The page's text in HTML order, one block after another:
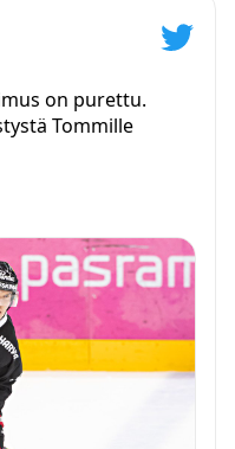
on purettu.
Tommille